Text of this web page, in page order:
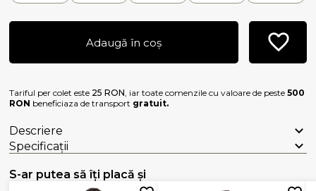
Adaugă în coș
Tariful per colet este 25 RON, iar toate comenzile cu valoare de peste500
RON beneficiaza de transport gratuit.
Descriere
Specificații
S-ar putea să îți placă și